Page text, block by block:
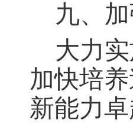
九、
大力
加快培
新能力